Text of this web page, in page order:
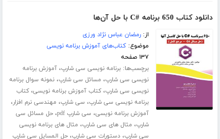
دانلود کتاب 650 برنامه #C با حل آن‌ها
از:رمضان عباس نژاد ورزی
موضوع:کتاب‌های آموزش برنامه نویسی
۱۳۷ صفحه
برچسب‌ها:برنامه نویسی سی شارپ،آموزش برنامه
نویسی سی شارپ، مسائل سی شارپ،نمونه سوال برنامه
نویسی سی شارپ،کتاب آموزش برنامه نویسی،کتاب
برنامه نویسی سی شارپ، سی شارپ، مهندسی نرم افزار،
آموزش برنامه نویسی، سی شارپ pdf ،حل مسائل سی
شارپ، مثال های سی شارپ، مثال های برنامه نویسی
سی شارپ،دستورات سی شارپ،حل المسایل سی شارپ